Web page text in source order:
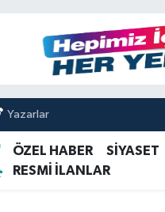
Yazarlar
ÖZEL HABER SİYASET
RESMİ İLANLAR